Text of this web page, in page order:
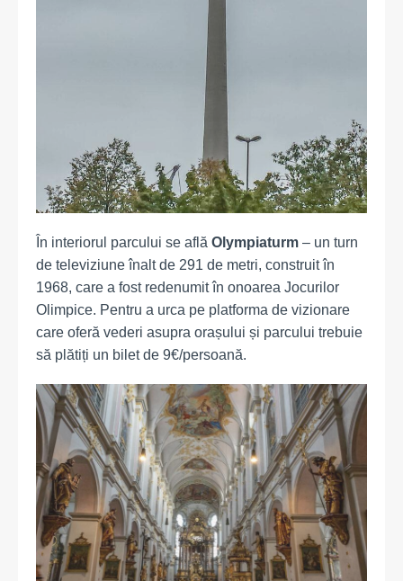
În interiorul parcului se află Olympiaturm – un turn
de televiziune înalt de 291 de metri, construit în
1968, care a fost redenumit în onoarea Jocurilor
Olimpice. Pentru a urca pe platforma de vizionare
care oferă vederi asupra orașului și parcului trebuie
să plătiți un bilet de 9€/persoană.